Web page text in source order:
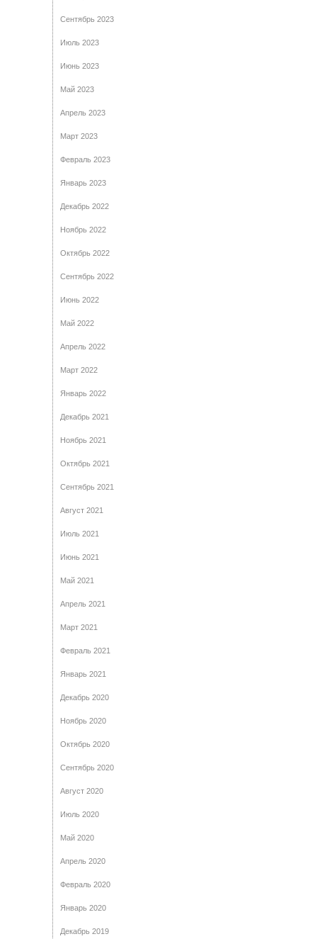
Сентябрь 2023
Июль 2023
Июнь 2023
Май 2023
Апрель 2023
Март 2023
Февраль 2023
Январь 2023
Декабрь 2022
Ноябрь 2022
Октябрь 2022
Сентябрь 2022
Июнь 2022
Май 2022
Апрель 2022
Март 2022
Январь 2022
Декабрь 2021
Ноябрь 2021
Октябрь 2021
Сентябрь 2021
Август 2021
Июль 2021
Июнь 2021
Май 2021
Апрель 2021
Март 2021
Февраль 2021
Январь 2021
Декабрь 2020
Ноябрь 2020
Октябрь 2020
Сентябрь 2020
Август 2020
Июль 2020
Май 2020
Апрель 2020
Февраль 2020
Январь 2020
Декабрь 2019